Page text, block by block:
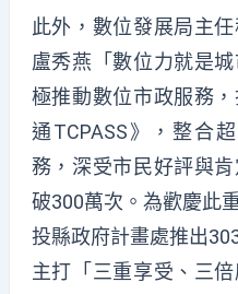
此外，數位發展局主
盧秀燕「數位力就是
極推動數位市政服務
通TCPASS》，整合
務，深受市民好評與
破300萬次。為歡慶此
投縣政府計畫處推出
主打「三重享受、三